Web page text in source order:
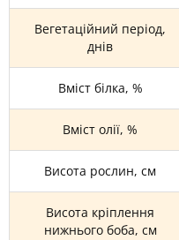
Вегетаційний період,
днів
Вміст білка, %
Вміст олії, %
Висота рослин, см
Висота кріплення
нижнього боба, см